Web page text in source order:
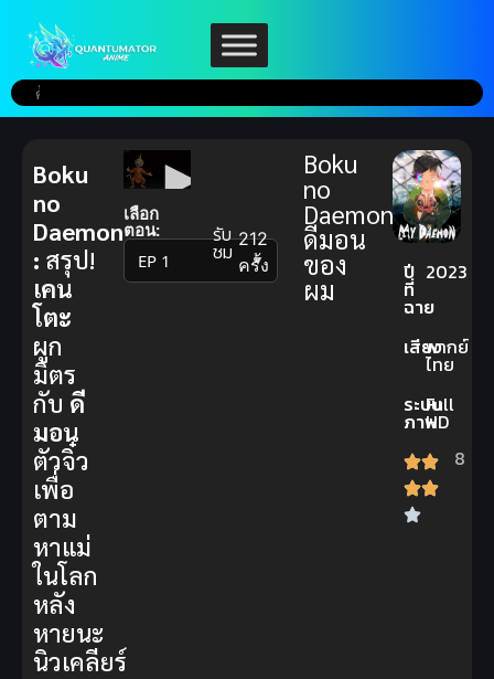
เลือก
ตอน:
▼
รับ
ชม 212
ครั้ง
Boku
no
Daemon
ดีมอน
ของ
ผม
ปี
ที่
ฉาย
2023
เสียงพากย์
ไทย
ระบบ
ภาพ
Full
HD
8
Boku
no
Daemon
: สรุป!
เคน
โตะ
ผูก
มิตร
กับ ดี
มอน
ตัวจิ๋ว
เพื่อ
ตาม
หาแม่
ในโลก
หลัง
หายนะ
นิวเคลียร์